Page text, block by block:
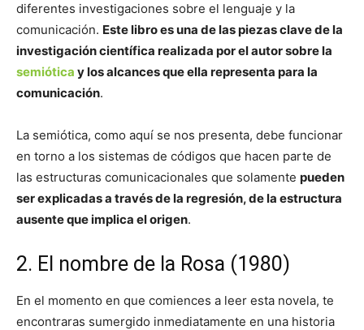
diferentes investigaciones sobre el lenguaje y la
comunicación. Este libro es una de las piezas clave de la
investigación científica realizada por el autor sobre la
semiótica y los alcances que ella representa para la
comunicación.
La semiótica, como aquí se nos presenta, debe funcionar
en torno a los sistemas de códigos que hacen parte de
las estructuras comunicacionales que solamente pueden
ser explicadas a través de la regresión, de la estructura
ausente que implica el origen.
2. El nombre de la Rosa (1980)
En el momento en que comiences a leer esta novela, te
encontraras sumergido inmediatamente en una historia